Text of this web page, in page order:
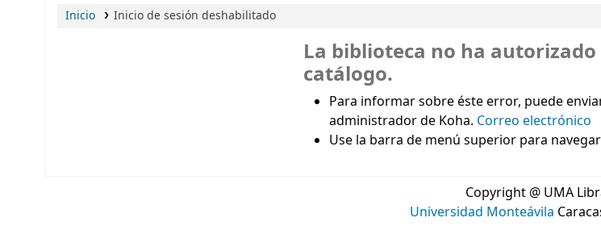
Inicio Inicio de sesión deshabilitado
La biblioteca no ha
catálogo.
Para informar sobre éste error, puede
administrador de Koha. Correo electrónico
Use la barra de menú superior para
Copyright @ UMA
Universidad Monteávila